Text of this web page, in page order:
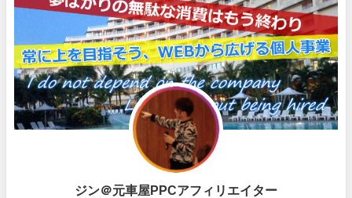
ジン＠元車屋PPCアフィリエイター